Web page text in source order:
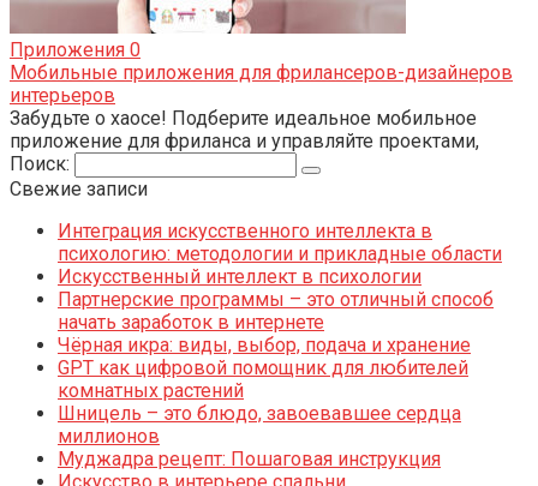
Приложения 0
Мобильные приложения для фрилансеров-дизайнеров
интерьеров
Забудьте о хаосе! Подберите идеальное мобильное
приложение для фриланса и управляйте проектами,
Поиск:
Свежие записи
Интеграция искусственного интеллекта в
психологию: методологии и прикладные области
Искусственный интеллект в психологии
Партнерские программы – это отличный способ
начать заработок в интернете
Чёрная икра: виды, выбор, подача и хранение
GPT как цифровой помощник для любителей
комнатных растений
Шницель – это блюдо, завоевавшее сердца
миллионов
Муджадра рецепт: Пошаговая инструкция